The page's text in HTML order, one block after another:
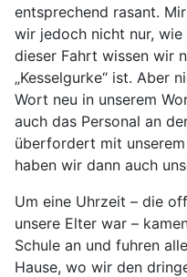
entsprechend rasant.
wir jedoch nicht nur, wie
dieser Fahrt wissen wir
„Kesselgurke“ ist. Aber
Wort neu in unserem
auch das Personal an
überfordert mit
haben wir dann auch
Um eine Uhrzeit – die
unsere Elter war –
Schule an und fuhren
Hause, wo wir den